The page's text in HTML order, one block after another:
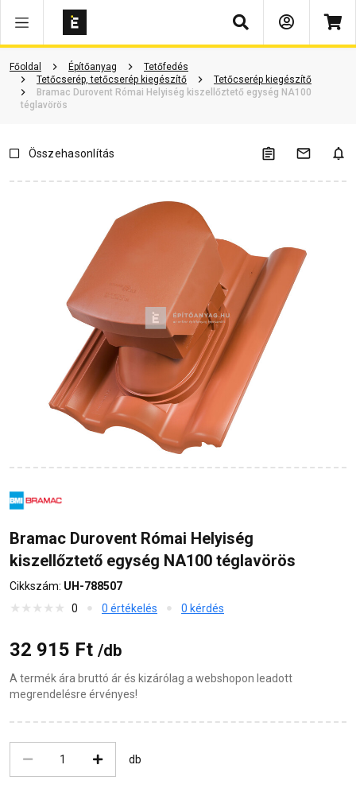
Keresés
Főoldal Építőanyag
Tetőfedés
Tetőcserép, tetőcserép kiegészítő
Tetőcserép kiegészítő
Bramac Durovent Római Helyiség kiszellőztető egység NA100
téglavörös
Vásárlói vélemények Kérdések és válaszok Kapcsolódó cikkek
Összehasonlítás
Bramac Durovent Római Helyiség
kiszellőztető egység NA100 téglavörös
Cikkszám: UH-788507
0
0 értékelés 0 kérdés
32 915 Ft /db
A termék ára bruttó ár és kizárólag a webshopon leadott
megrendelésre érvényes!
db